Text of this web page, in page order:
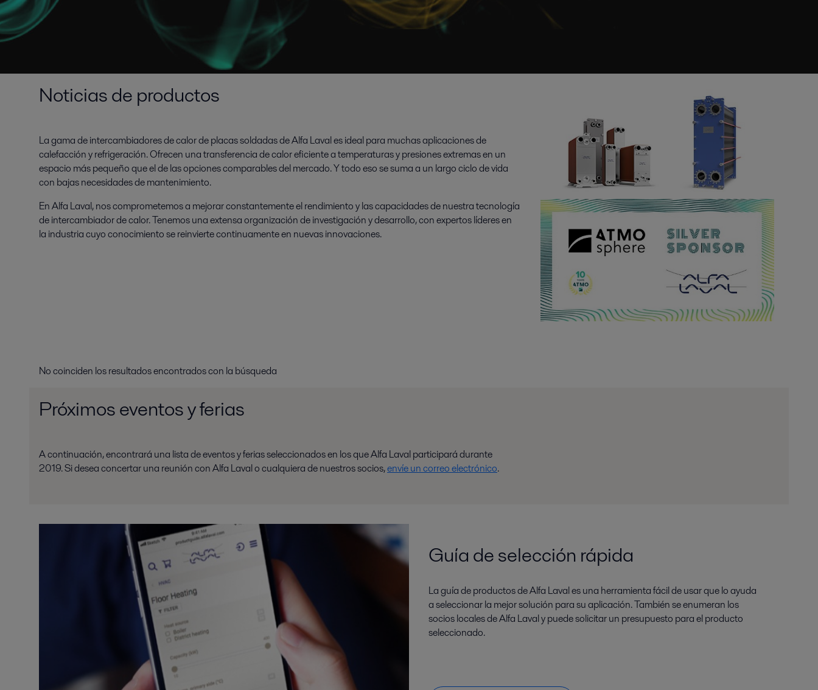
Noticias de productos
La gama de intercambiadores de calor de placas soldadas de Alfa Laval es ideal para muchas aplicaciones de
calefacción y refrigeración. Ofrecen una transferencia de calor eficiente a temperaturas y presiones extremas en un
espacio más pequeño que el de las opciones comparables del mercado. Y todo eso se suma a un largo ciclo de vida
con bajas necesidades de mantenimiento.
En Alfa Laval, nos comprometemos a mejorar constantemente el rendimiento y las capacidades de nuestra tecnología
de intercambiador de calor. Tenemos una extensa organización de investigación y desarrollo, con expertos líderes en
la industria cuyo conocimiento se reinvierte continuamente en nuevas innovaciones.
No coinciden los resultados encontrados con la búsqueda
Próximos eventos y ferias
A continuación, encontrará una lista de eventos y ferias seleccionados en los que Alfa Laval participará durante
2019. Si desea concertar una reunión con Alfa Laval o cualquiera de nuestros socios,envíe un correo electrónico.
Guía de selección rápida
La guía de productos de Alfa Laval es una herramienta fácil de usar que lo ayuda
a seleccionar la mejor solución para su aplicación. También se enumeran los
socios locales de Alfa Laval y puede solicitar un presupuesto para el producto
seleccionado.